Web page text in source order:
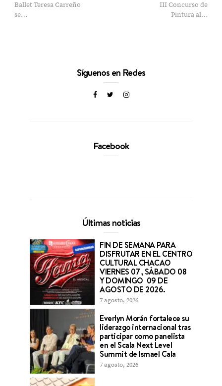
Ballet Teresa Carreño
se…
III Concurso de
Pintura al…
Síguenos en Redes
Facebook
Últimas noticias
FIN DE SEMANA PARA
DISFRUTAR EN EL CENTRO
CULTURAL CHACAO
VIERNES 07 , SÁBADO 08
Y DOMINGO 09 DE
AGOSTO DE 2026.
7 agosto, 2026
Everlyn Morán fortalece su
liderazgo internacional tras
participar como panelista
en el Scala Next Level
Summit de Ismael Cala
7 agosto, 2026